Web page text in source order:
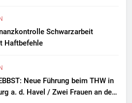
Schwarzarbeit
Haftbefehle
Neue Führung beim THW in
a. d. Havel / Zwei Frauen an der